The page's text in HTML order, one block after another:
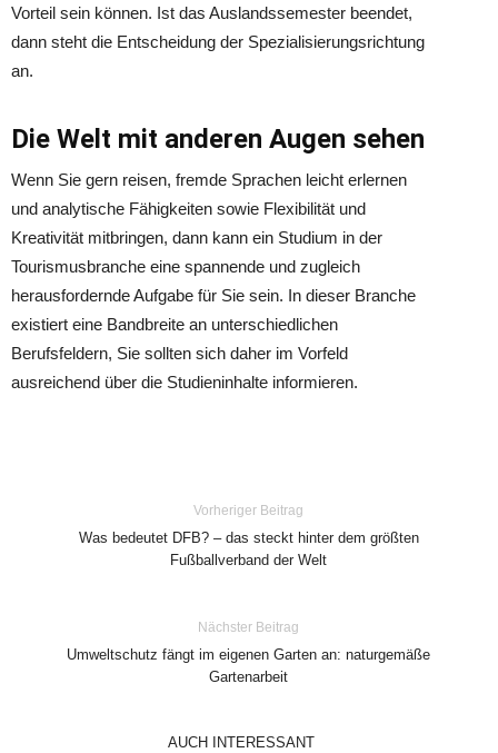
Vorteil sein können. Ist das Auslandssemester beendet,
dann steht die Entscheidung der Spezialisierungsrichtung
an.
Die Welt mit anderen Augen sehen
Wenn Sie gern reisen, fremde Sprachen leicht erlernen
und analytische Fähigkeiten sowie Flexibilität und
Kreativität mitbringen, dann kann ein Studium in der
Tourismusbranche eine spannende und zugleich
herausfordernde Aufgabe für Sie sein. In dieser Branche
existiert eine Bandbreite an unterschiedlichen
Berufsfeldern, Sie sollten sich daher im Vorfeld
ausreichend über die Studieninhalte informieren.
Vorheriger Beitrag
Was bedeutet DFB? – das steckt hinter dem größten
Fußballverband der Welt
Nächster Beitrag
Umweltschutz fängt im eigenen Garten an: naturgemäße
Gartenarbeit
AUCH INTERESSANT